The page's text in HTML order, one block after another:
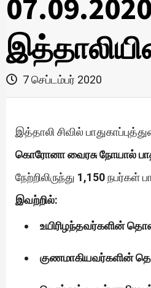
7 செப்டம்பர் 2020
இத்தாலி சிவில்
கொரோனா வைரசு நோயால்
நேற்றிலிருந்து 1,150நபர்கள்
இவற்றில்:
உயிரிழந்தவர்களின்
குணமாகியவர்களின்